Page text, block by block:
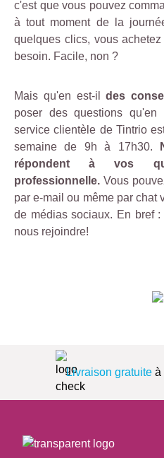
c'est que vous pouvez
à tout moment de la
quelques clics, vous
besoin. Facile, non ?
Mais qu'en est-ildes
poser des questions
service clientèle de Tintrio
semaine de 9h à 17h30.
répondent à vos
professionnelle. Vous
par e-mail ou même par chat
de médias sociaux. En bref
nous rejoindre!
Livraison gratuiteà